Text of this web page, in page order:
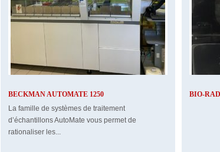
BECKMAN AUTOMATE 1250
La famille de systèmes de traitement
d’échantillons AutoMate vous permet de
rationaliser les...
BIO-